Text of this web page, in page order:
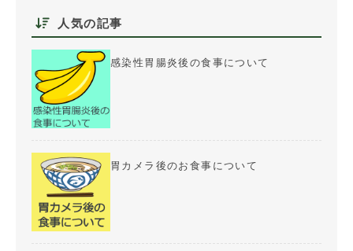
人気の記事
感染性胃腸炎後の食事について
胃カメラ後のお食事について